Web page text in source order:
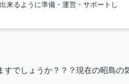
来るように準備・運営・サポートし
でしょうか？？？現在の昭島の